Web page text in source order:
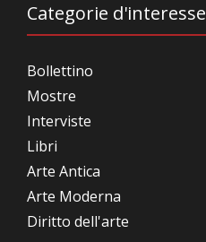
Categorie d'interesse
Bollettino
Mostre
Interviste
Libri
Arte Antica
Arte Moderna
Diritto dell'arte